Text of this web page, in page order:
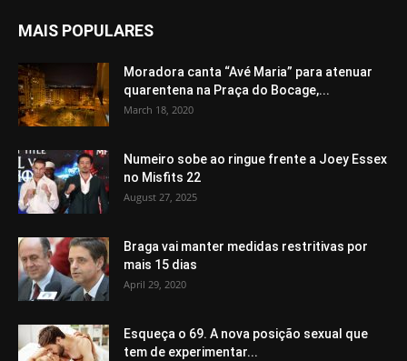
MAIS POPULARES
Moradora canta “Avé Maria” para atenuar
quarentena na Praça do Bocage,...
March 18, 2020
Numeiro sobe ao ringue frente a Joey Essex
no Misfits 22
August 27, 2025
Braga vai manter medidas restritivas por
mais 15 dias
April 29, 2020
Esqueça o 69. A nova posição sexual que
tem de experimentar...